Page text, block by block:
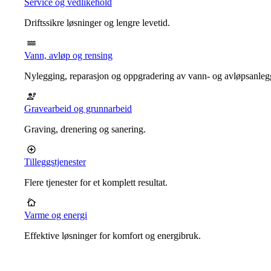
Driftssikre løsninger og lengre levetid.
Vann, avløp og rensing
Nylegging, reparasjon og oppgradering av vann- og
Gravearbeid og grunnarbeid
Graving, drenering og sanering.
Tilleggstjenester
Flere tjenester for et komplett resultat.
Varme og energi
Effektive løsninger for komfort og energibruk.